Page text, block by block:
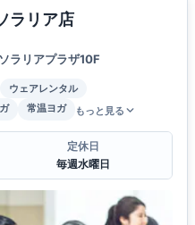
ラリア店
ラリアプラザ10F
ウェアレンタル
常温ヨガ もっと見る
定休日
毎週水曜日